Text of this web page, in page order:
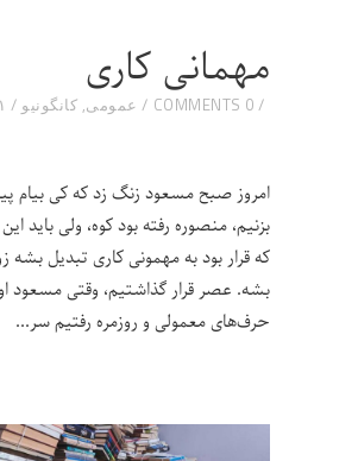
مهمانی کاری
۱ خرداد ۱۴۰۴ عمومی, کانگونیو 0 COMMENTS
امروز صبح مسعود زنگ زد که کی بیام
بزنیم، منصوره رفته بود کوه، ولی باید
که قرار بود به مهمونی کاری تبدیل بشه
بشه. عصر قرار گذاشتیم، وقتی مسعود
حرف‌های معمولی و روزمره رفتیم سر